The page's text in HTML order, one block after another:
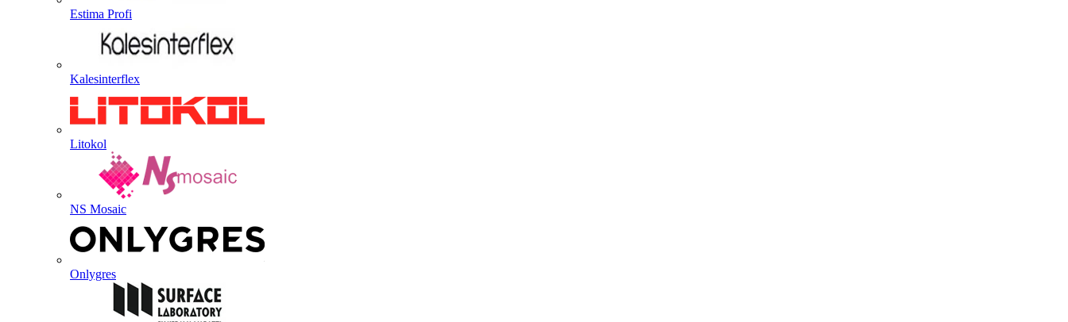
Estima Profi
Kalesinterflex
Litokol
NS Mosaic
Onlygres